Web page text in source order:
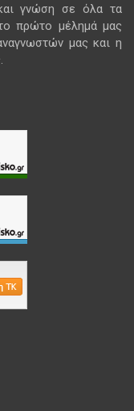
γνώση σε όλα τα
πρώτο μέλημά μας
μας και η